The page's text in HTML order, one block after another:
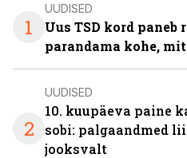
1
UUDISED
Uus TSD kord
parandama kohe,
2
UUDISED
10. kuupäeva paine
sobi: palgaandmed
jooksvalt